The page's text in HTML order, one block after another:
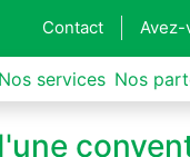
Contact
Nos services Nos